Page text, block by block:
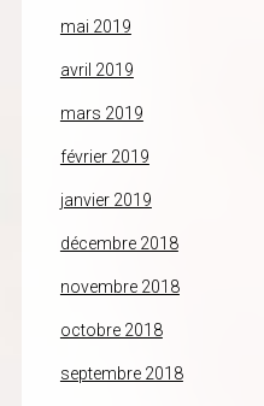
mai 2019
avril 2019
mars 2019
février 2019
janvier 2019
décembre 2018
novembre 2018
octobre 2018
septembre 2018